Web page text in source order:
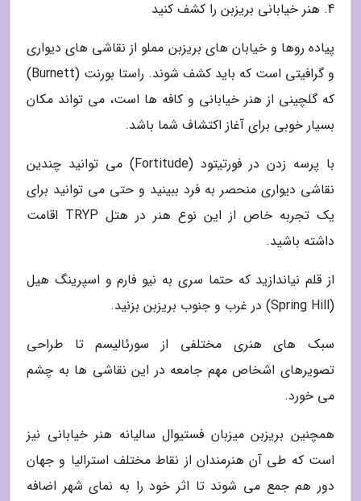
4. هنر خیابانی بریزبن را کشف کنید
پیاده روها و خیابان های بریزبن مملو از نقاشی های دیواری
و گرافیتی است که باید کشف شوند. راستا بورنت (Burnett)
که گلچینی از هنر خیابانی و کافه ها است، می تواند مکان
بسیار خوبی برای آغاز اکتشاف شما باشد.
با پرسه زدن در فورتیتود (Fortitude) می توانید چندین
نقاشی دیواری منحصر به فرد ببینید و حتی می توانید برای
یک تجربه خاص از این نوع هنر در هتل TRYP اقامت
داشته باشید.
از قلم نیاندازید که حتما سری به نیو فارم و اسپرینگ هیل
(Spring Hill) در غرب و جنوب بریزبن بزنید.
سبک های هنری مختلفی از سورئالیسم تا طراحی
تصویرهای اشخاص مهم جامعه در این نقاشی ها به چشم
می خورد.
همچنین بریزبن میزبان فستیوال سالیانه هنر خیابانی نیز
است که طی آن هنرمندان از نقاط مختلف استرالیا و جهان
دور هم جمع می شوند تا اثر خود را به نمای شهر اضافه